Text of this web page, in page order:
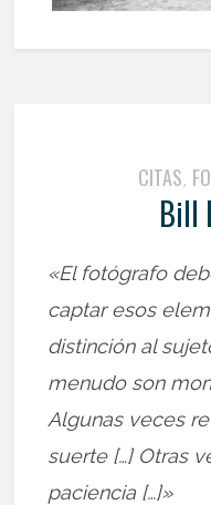
CITAS,
Bill
«El fotógrafo
captar esos
distinción al
menudo son
Algunas veces
suerte […] Otras
paciencia […]»